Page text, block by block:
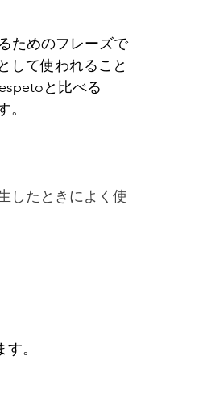
ためのフレーズで
して使われること
と比べる
したときによく使
。